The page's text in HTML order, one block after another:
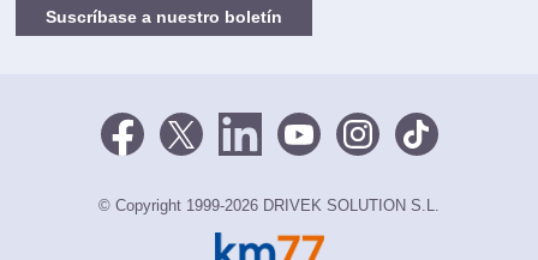
Suscríbase a nuestro boletín
© Copyright 1999-2026 DRIVEK SOLUTION S.L.